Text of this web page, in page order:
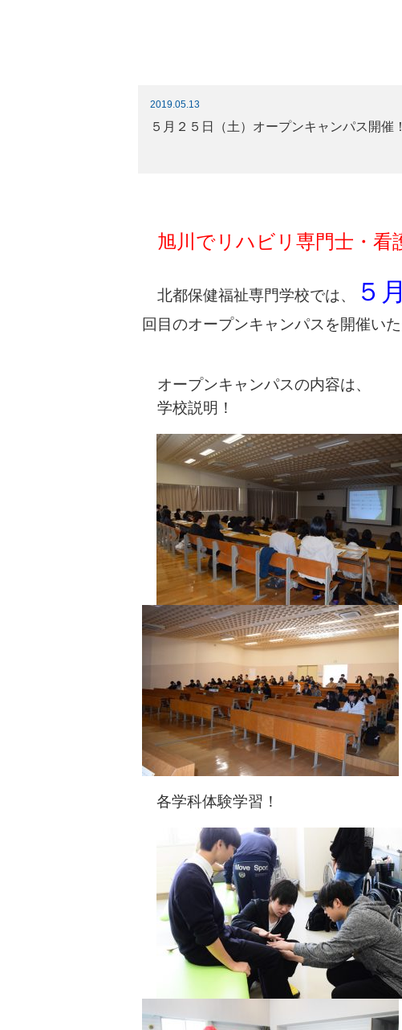
2019.05.13
５月２５日（土）オープンキャンパス開催！
旭川でリハビリ専門士・看
北都保健福祉専門学校では、 ５
回目のオープンキャンパスを開催いた
オープンキャンパスの内容は、
学校説明！
各学科体験学習！